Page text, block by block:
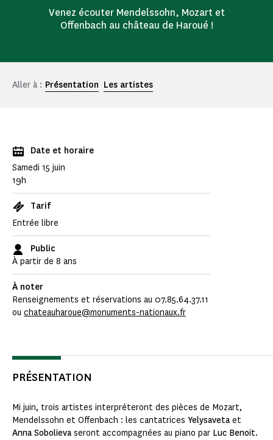
Venez écouter Mendelssohn, Mozart et
Offenbach au château de Haroué !
Aller à : Présentation Les artistes
Date et horaire
Samedi 15 juin
19h
Tarif
Entrée libre
Public
À partir de 8 ans
À noter
Renseignements et réservations au 07.85.64.37.11
ou chateauharoue@monuments-nationaux.fr
PRÉSENTATION
Mi juin, trois artistes interpréteront des pièces de Mozart,
Mendelssohn et Offenbach : les cantatrices Yelysaveta et
Anna Sobolieva seront accompagnées au piano par Luc Benoit.